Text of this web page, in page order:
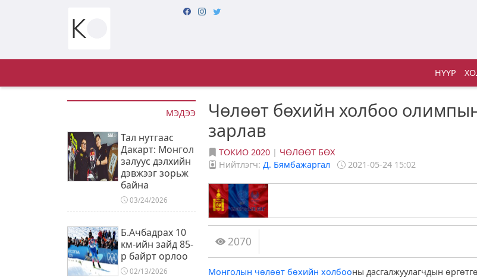
НҮҮР
МЭДЭЭ
Тал нутгаас
Дакарт: Монгол
залуус дэлхийн
дэвжээг зорьж
байна
03/24/2026
Б.Ачбадрах 10
км-ийн зайд 85-
р байрт орлоо
02/13/2026
Чөлөөт бөхийн холбоо
зарлав
ТОКИО 2020 | ЧӨЛӨӨТ БӨХ
Нийтлэгч:Д. Бямбажаргал 2021-05-24 15:02
2070
Монголын чөлөөт бөхийн холбооны дасгалжуулагчдын